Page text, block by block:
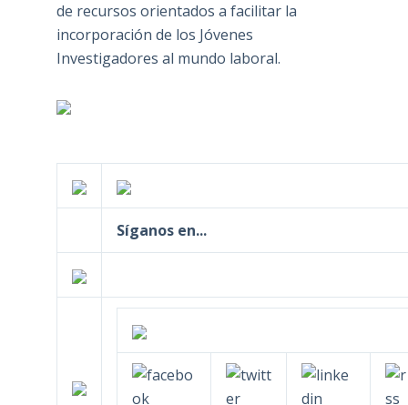
de recursos orientados a facilitar la
incorporación de los Jóvenes
Investigadores al mundo laboral.
Síganos en...